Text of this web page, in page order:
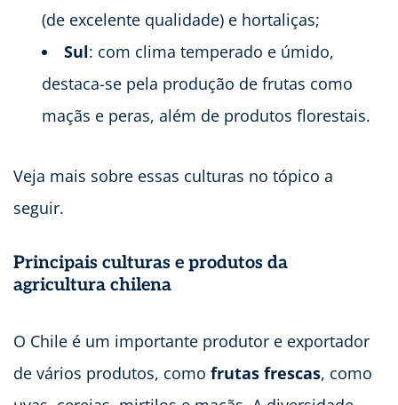
(de excelente qualidade) e hortaliças;
Sul: com clima temperado e úmido,
destaca-se pela produção de frutas como
maçãs e peras, além de produtos florestais.
Veja mais sobre essas culturas no tópico a
seguir.
Principais culturas e produtos da
agricultura chilena
O Chile é um importante produtor e exportador
de vários produtos, como frutas frescas, como